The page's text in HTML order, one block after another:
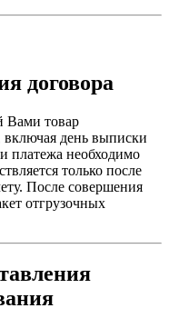
договора
Вами товар
включая день выписки
платежа необходимо
только после
После совершения
отгрузочных